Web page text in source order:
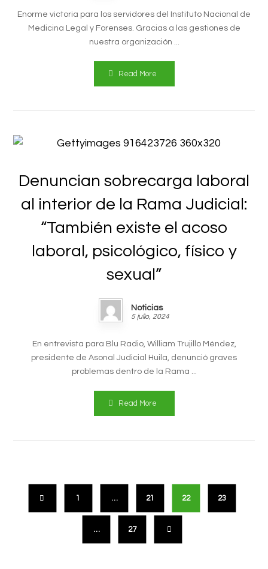
Enorme victoria para los servidores del Instituto Nacional de
Medicina Legal y Forenses. Gracias a las gestiones de
nuestra organización ...
Read More
Denuncian sobrecarga laboral
al interior de la Rama Judicial:
“También existe el acoso
laboral, psicológico, físico y
sexual”
Noticias
5 julio, 2024
En entrevista para Blu Radio, William Trujillo Méndez,
presidente de Asonal Judicial Huila, denunció graves
problemas dentro de la Rama ...
Read More
1 … 21 22 23
… 27